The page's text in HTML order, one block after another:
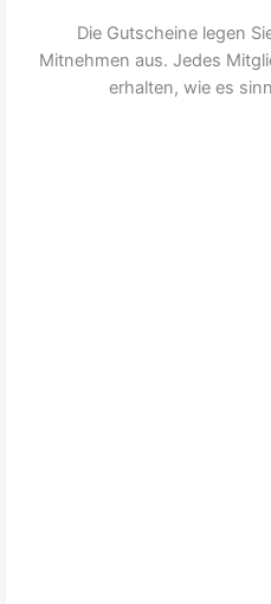
Die Gutscheine legen
Mitnehmen aus. Jedes
erhalten, wie es